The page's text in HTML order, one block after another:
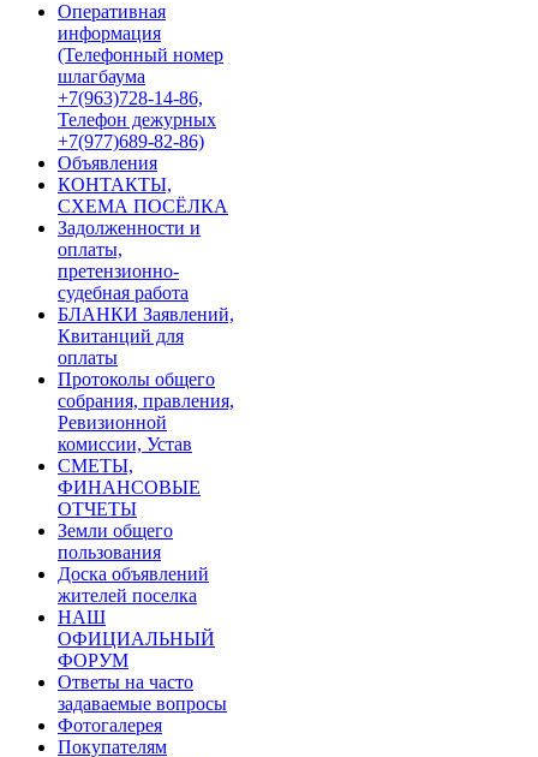
Оперативная
информация
(Телефонный номер
шлагбаума
+7(963)728-14-86,
Телефон дежурных
+7(977)689-82-86)
Объявления
КОНТАКТЫ,
СХЕМА ПОСЁЛКА
Задолженности и
оплаты,
претензионно-
судебная работа
БЛАНКИ Заявлений,
Квитанций для
оплаты
Протоколы общего
собрания, правления,
Ревизионной
комиссии, Устав
СМЕТЫ,
ФИНАНСОВЫЕ
ОТЧЕТЫ
Земли общего
пользования
Доска объявлений
жителей поселка
НАШ
ОФИЦИАЛЬНЫЙ
ФОРУМ
Ответы на часто
задаваемые вопросы
Фотогалерея
Покупателям